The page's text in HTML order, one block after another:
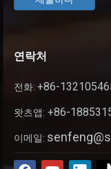
연락처
전화: +86-
왓츠앱: +86-
이메일: